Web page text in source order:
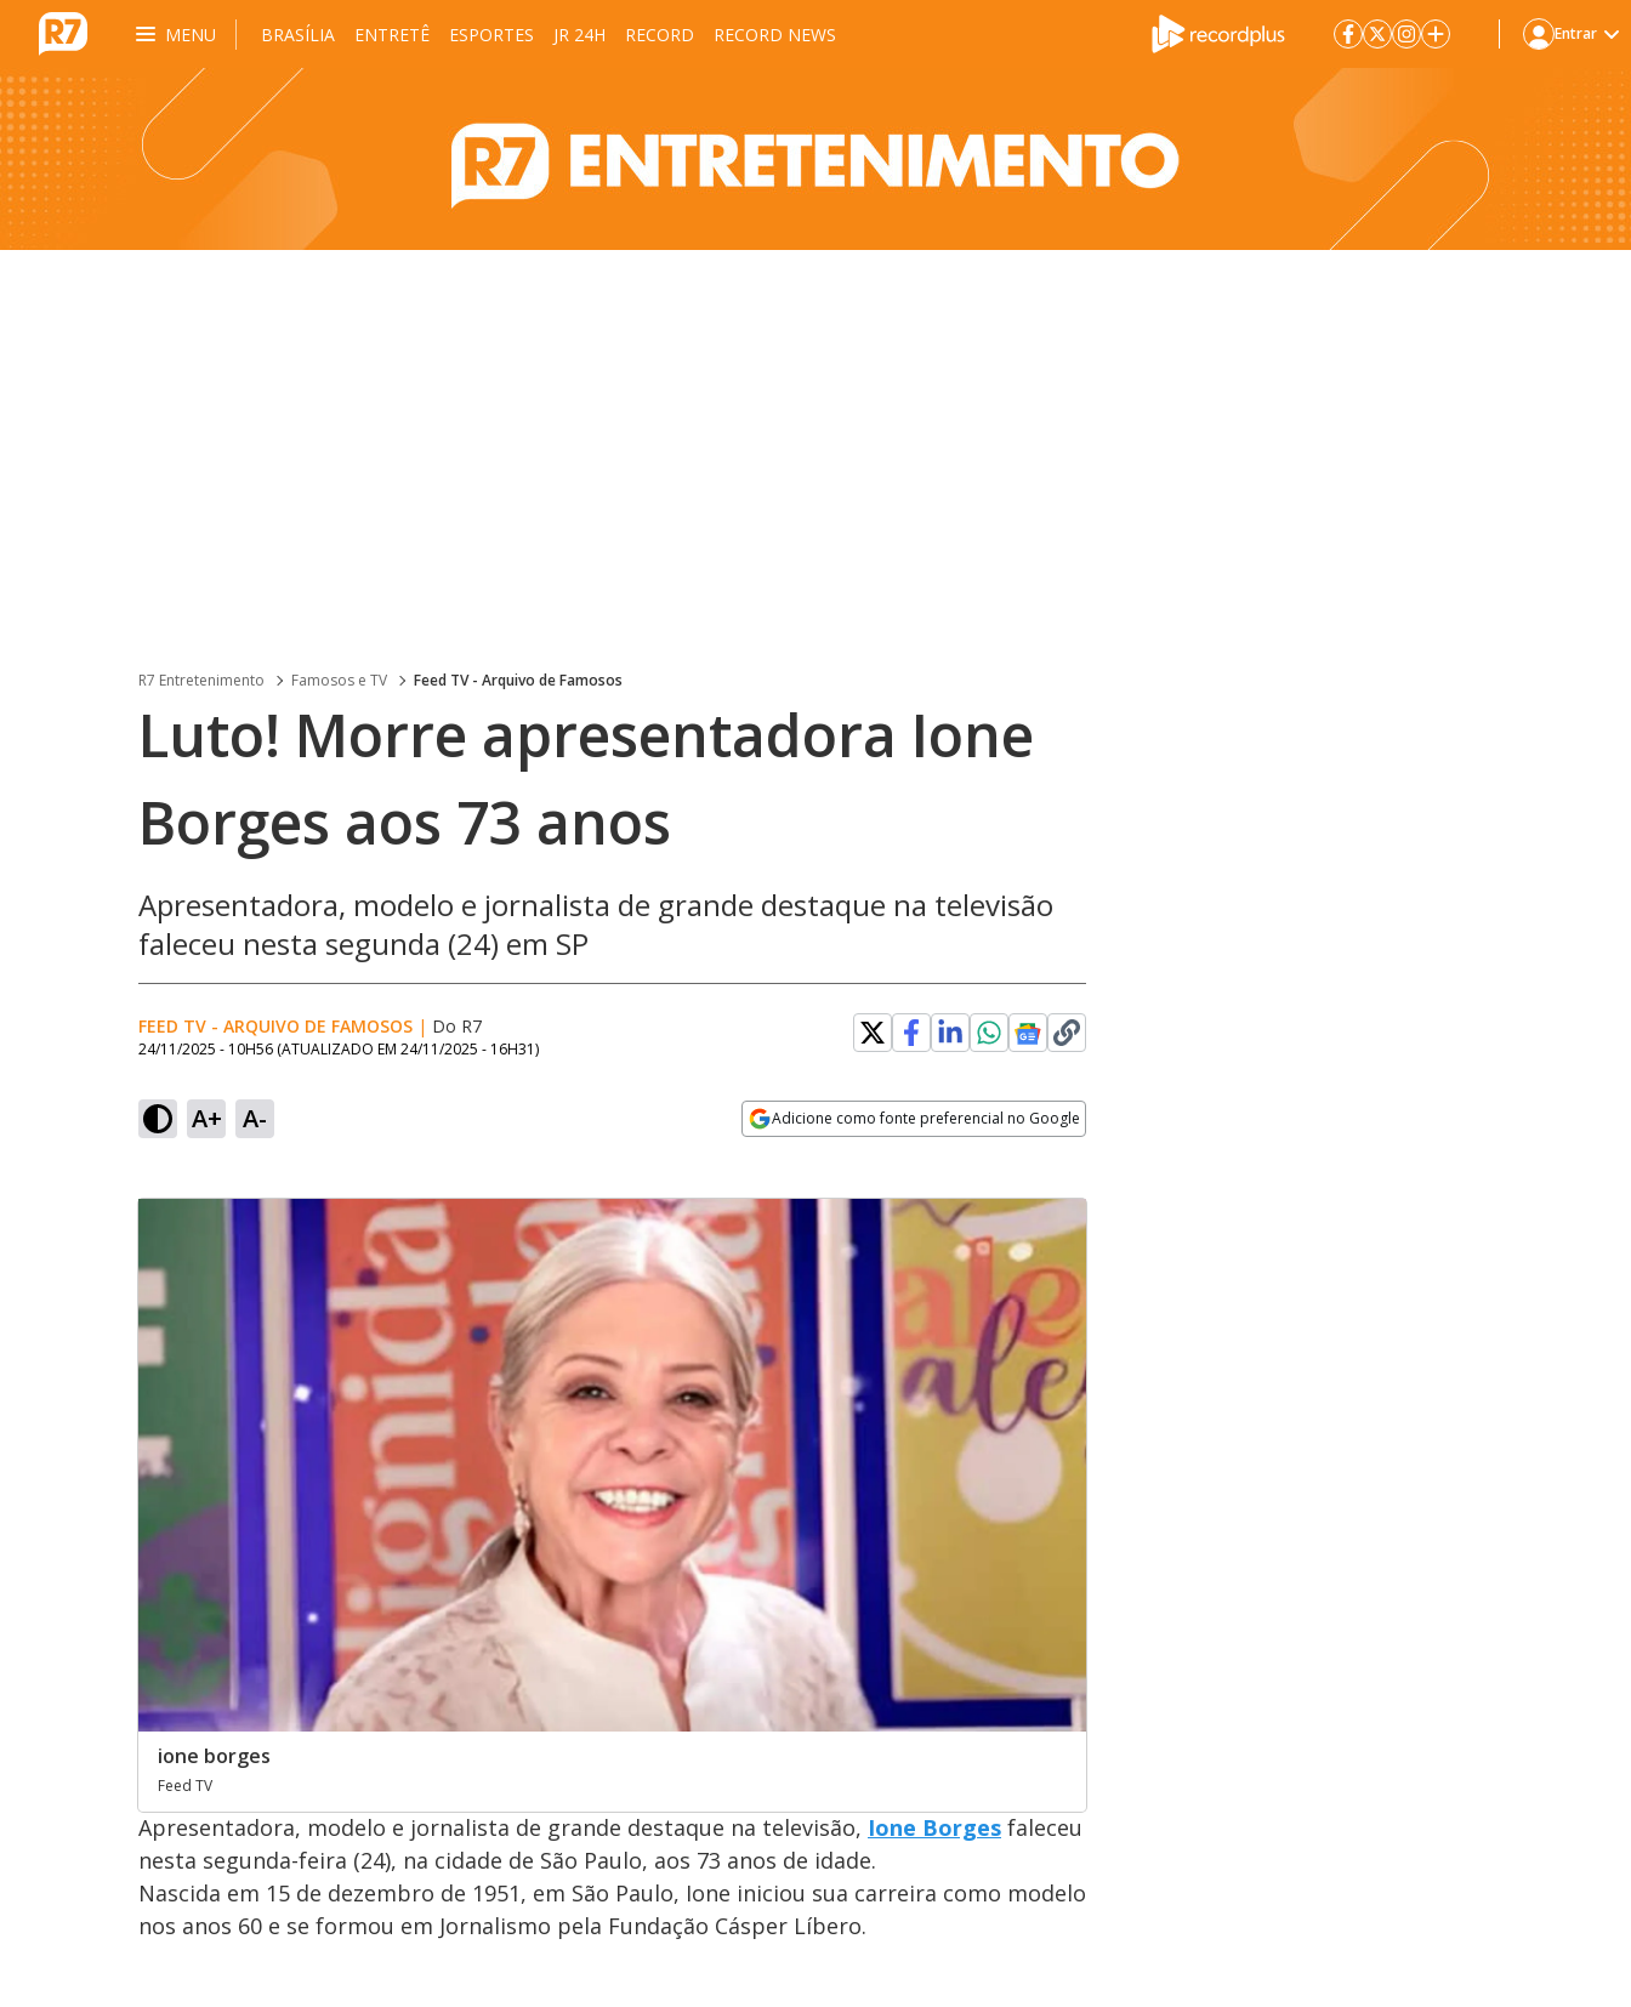
MENU BRASÍLIA ENTRETÊ ESPORTES JR 24H RECORD RECORD NEWS Entrar
R7 Entretenimento Famosos e TV Feed TV - Arquivo de Famosos
Luto! Morre apresentadora Ione
Borges aos 73 anos
Apresentadora, modelo e jornalista de grande destaque na televisão
faleceu nesta segunda (24) em SP
FEED TV - ARQUIVO DE FAMOSOS | Do R7
24/11/2025 - 10H56 (ATUALIZADO EM 24/11/2025 - 16H31)
A+ A- Adicione como fonte preferencial no Google
ione borges
Feed TV
Apresentadora, modelo e jornalista de grande destaque na televisão, Ione Borges faleceu
nesta segunda-feira (24), na cidade de São Paulo, aos 73 anos de idade.
Nascida em 15 de dezembro de 1951, em São Paulo, Ione iniciou sua carreira como modelo
nos anos 60 e se formou em Jornalismo pela Fundação Cásper Líbero.